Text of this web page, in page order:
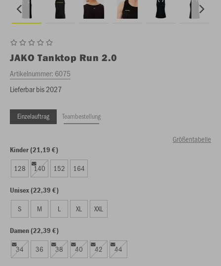
JAKO Tanktop Run 2.0
Artikelnummer: 6075
Lieferbar bis 2027
Einzelauftrag Teambestellung
Größentabelle
Kinder (21,19 €)
128 140 152 164
Unisex (22,39 €)
S M L XL XXL
Damen (22,39 €)
34 36 38 40 42 44